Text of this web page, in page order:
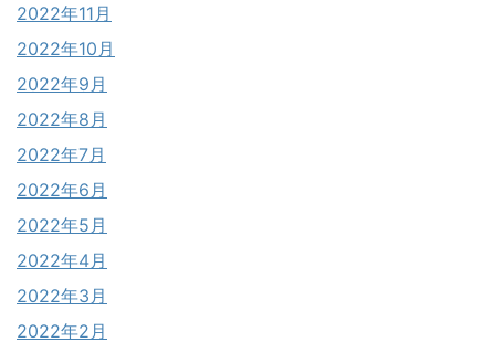
2022年11月
2022年10月
2022年9月
2022年8月
2022年7月
2022年6月
2022年5月
2022年4月
2022年3月
2022年2月